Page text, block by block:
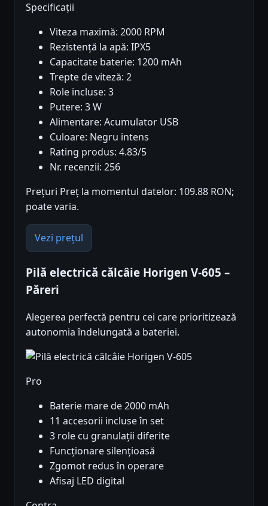
Specificații
Viteza maximă: 2000 RPM
Rezistență la apă: IPX5
Capacitate baterie: 1200 mAh
Trepte de viteză: 2
Role incluse: 3
Putere: 3 W
Alimentare: Acumulator USB
Culoare: Negru intens
Rating produs: 4.83/5
Nr. recenzii: 256
Prețuri Preț la momentul datelor: 109.88 RON;
poate varia.
Vezi prețul
Pilă electrică călcâie Horigen V-605 –
Păreri
Alegerea perfectă pentru cei care prioritizează
autonomia îndelungată a bateriei.
Pro
Baterie mare de 2000 mAh
11 accesorii incluse în set
3 role cu granulații diferite
Funcționare silențioasă
Zgomot redus în operare
Afisaj LED digital